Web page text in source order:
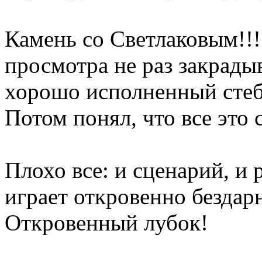
Камень со
просмотра не раз
хорошо исполненный
Потом понял, что все это
Плохо все: и сценарий, и
играет откровенно
Откровенный лубок!